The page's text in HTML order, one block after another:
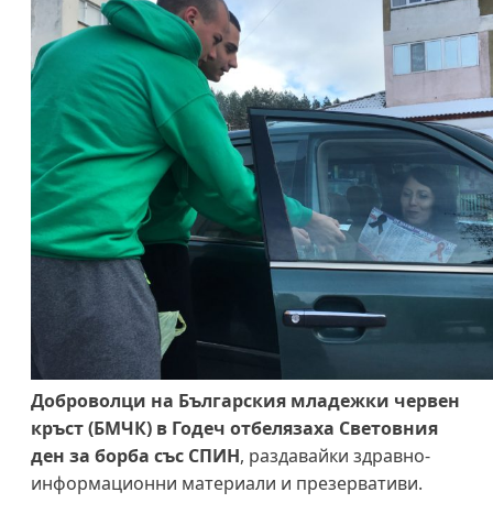
Доброволци на Българския младежки червен
кръст (БМЧК) в Годеч отбелязаха Световния
ден за борба със СПИН, раздавайки здравно-
информационни материали и презервативи.